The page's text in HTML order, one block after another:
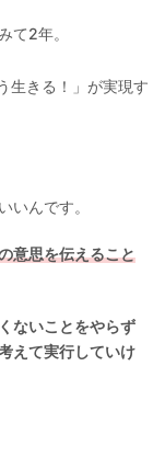
て2年。
生きる！」が実現す
いんです。
意思を伝えること
ないことをやらず
えて実行していけ